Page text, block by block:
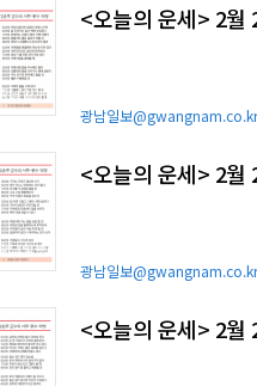
<오늘의 운세> 2월
광남일보
<오늘의 운세> 2월
광남일보
<오늘의 운세> 2월